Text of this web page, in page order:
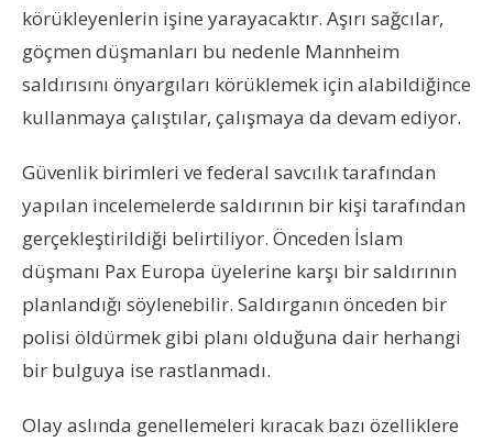
körükleyenlerin işine yarayacaktır. Aşırı sağcılar,
göçmen düşmanları bu nedenle Mannheim
saldırısını önyargıları körüklemek için alabildiğince
kullanmaya çalıştılar, çalışmaya da devam ediyor.
Güvenlik birimleri ve federal savcılık tarafından
yapılan incelemelerde saldırının bir kişi tarafından
gerçekleştirildiği belirtiliyor. Önceden İslam
düşmanı Pax Europa üyelerine karşı bir saldırının
planlandığı söylenebilir. Saldırganın önceden bir
polisi öldürmek gibi planı olduğuna dair herhangi
bir bulguya ise rastlanmadı.
Olay aslında genellemeleri kıracak bazı özelliklere